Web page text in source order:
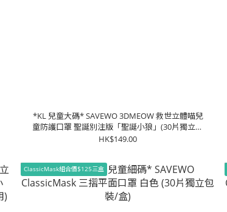
*KL 兒童大碼* SAVEWO 3DMEOW 救世立體喵兒
童防護口罩 聖誕別注版「聖誕小狼」(30片獨立包
裝/盒) (7-13歲適用)
HK$149.00
ClassicMask組合價$125三盒